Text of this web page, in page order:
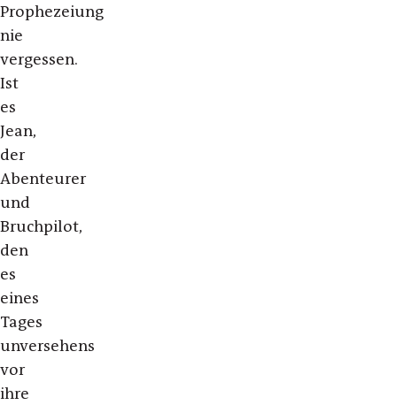
Prophezeiung
nie
vergessen.
Ist
es
Jean,
der
Abenteurer
und
Bruchpilot,
den
es
eines
Tages
unversehens
vor
ihre